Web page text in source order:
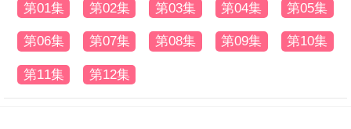
第01集 第02集 第03集 第04集 第05集
第06集 第07集 第08集 第09集 第10集
第11集 第12集